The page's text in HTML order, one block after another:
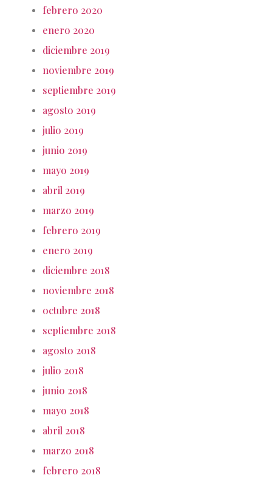
febrero 2020
enero 2020
diciembre 2019
noviembre 2019
septiembre 2019
agosto 2019
julio 2019
junio 2019
mayo 2019
abril 2019
marzo 2019
febrero 2019
enero 2019
diciembre 2018
noviembre 2018
octubre 2018
septiembre 2018
agosto 2018
julio 2018
junio 2018
mayo 2018
abril 2018
marzo 2018
febrero 2018